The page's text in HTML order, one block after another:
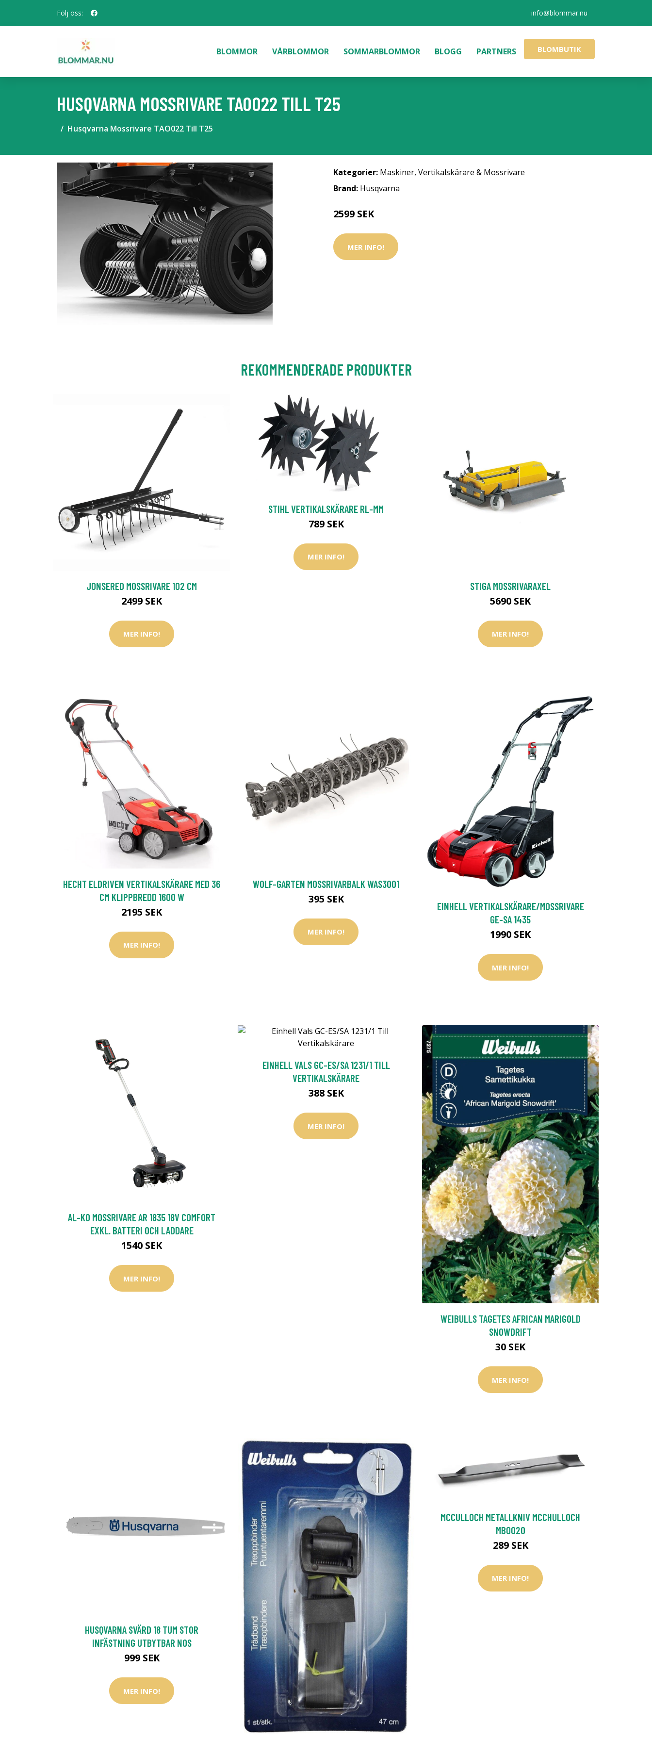
Följ oss: info@blommar.nu
BLOMMOR VÅRBLOMMOR SOMMARBLOMMOR BLOGG PARTNERS BLOMBUTIK
HUSQVARNA MOSSRIVARE TAO022 TILL T25
Husqvarna Mossrivare TAO022 Till T25
Kategorier: Maskiner, Vertikalskärare & Mossrivare
Brand: Husqvarna
2599 SEK
MER INFO!
REKOMMENDERADE PRODUKTER
JONSERED MOSSRIVARE 102 CM
2499 SEK
MER INFO!
STIHL VERTIKALSKÄRARE RL-MM
789 SEK
MER INFO!
STIGA MOSSRIVARAXEL
5690 SEK
MER INFO!
HECHT ELDRIVEN VERTIKALSKÄRARE MED 36
CM KLIPPBREDD 1600 W
2195 SEK
MER INFO!
WOLF-GARTEN MOSSRIVARBALK WAS3001
395 SEK
MER INFO!
EINHELL VERTIKALSKÄRARE/MOSSRIVARE
GE-SA 1435
1990 SEK
MER INFO!
AL-KO MOSSRIVARE AR 1835 18V COMFORT
EXKL. BATTERI OCH LADDARE
1540 SEK
MER INFO!
EINHELL VALS GC-ES/SA 1231/1 TILL
VERTIKALSKÄRARE
388 SEK
MER INFO!
WEIBULLS TAGETES AFRICAN MARIGOLD
SNOWDRIFT
30 SEK
MER INFO!
HUSQVARNA SVÄRD 18 TUM STOR
INFÄSTNING UTBYTBAR NOS
999 SEK
MER INFO!
MCCULLOCH METALLKNIV MCCHULLOCH
MBO020
289 SEK
MER INFO!